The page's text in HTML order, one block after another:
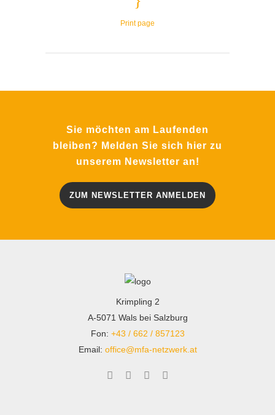
Print page
Sie möchten am Laufenden
bleiben? Melden Sie sich hier zu
unserem Newsletter an!
ZUM NEWSLETTER ANMELDEN
Krimpling 2
A-5071 Wals bei Salzburg
Fon: +43 / 662 / 857123
Email: office@mfa-netzwerk.at